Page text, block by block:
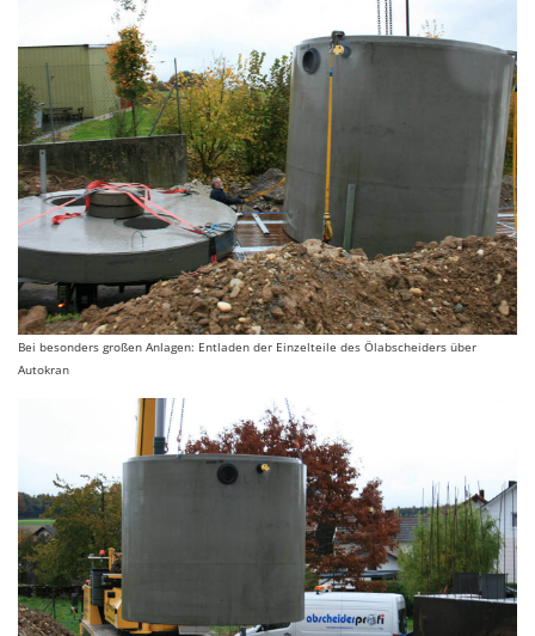
Bei besonders großen Anlagen: Entladen der Einzelteile des Ölabscheiders über
Autokran